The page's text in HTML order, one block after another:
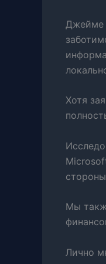
Джейме
Хотя
Мы
Лично